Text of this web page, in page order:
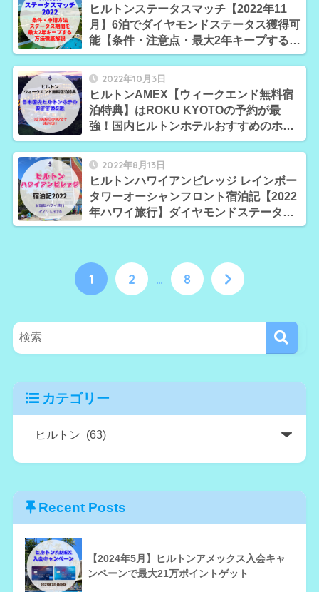
ヒルトンステータスマッチ【2022年11
月】6泊でダイヤモンドステータス獲得可
能【条件・注意点・最大2年キープする方
法徹底解説】
2022年10月3日
ヒルトンAMEX【ウィークエンド無料宿
泊特典】はROKU KYOTOの予約が最
強！国内ヒルトンホテルおすすめのホテ
ル5選を厳選
2022年8月13日
ヒルトンハワイアンビレッジ レインボー
タワーオーシャンフロント宿泊記【2022
年ハワイ旅行】ダイヤモンドステータス
特典の内容レポート
1 2 … 8
カテゴリー
Recent Posts
【2024年5月】ヒルトンアメックス入会キャ
ンペーンで最大21万ポイントゲット